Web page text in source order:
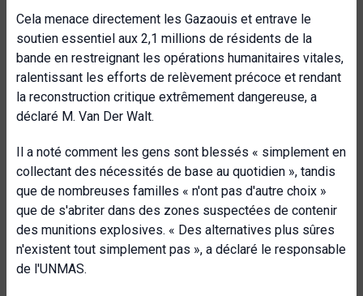
Cela menace directement les Gazaouis et entrave le
soutien essentiel aux 2,1 millions de résidents de la
bande en restreignant les opérations humanitaires vitales,
ralentissant les efforts de relèvement précoce et rendant
la reconstruction critique extrêmement dangereuse, a
déclaré M. Van Der Walt.
Il a noté comment les gens sont blessés « simplement en
collectant des nécessités de base au quotidien », tandis
que de nombreuses familles « n'ont pas d'autre choix »
que de s'abriter dans des zones suspectées de contenir
des munitions explosives. « Des alternatives plus sûres
n'existent tout simplement pas », a déclaré le responsable
de l'UNMAS.